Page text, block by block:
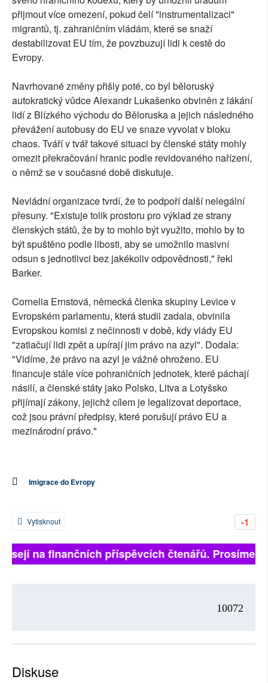
přijmout více omezení, pokud čelí "instrumentalizaci"
migrantů, tj. zahraničním vládám, které se snaží
destabilizovat EU tím, že povzbuzují lidi k cestě do
Evropy.
Navrhované změny přišly poté, co byl běloruský
autokratický vůdce Alexandr Lukašenko obviněn z lákání
lidí z Blízkého východu do Běloruska a jejich následného
převážení autobusy do EU ve snaze vyvolat v bloku
chaos. Tváří v tvář takové situaci by členské státy mohly
omezit překračování hranic podle revidovaného nařízení,
o němž se v současné době diskutuje.
Nevládní organizace tvrdí, že to podpoří další nelegální
přesuny. "Existuje tolik prostoru pro výklad ze strany
členských států, že by to mohlo být využito, mohlo by to
být spuštěno podle libosti, aby se umožnilo masivní
odsun s jednotlivci bez jakékoliv odpovědnosti," řekl
Barker.
Cornelia Ernstová, německá členka skupiny Levice v
Evropském parlamentu, která studii zadala, obvinila
Evropskou komisi z nečinnosti v době, kdy vlády EU
"zatlačují lidi zpět a upírají jim právo na azyl". Dodala:
"Vidíme, že právo na azyl je vážně ohroženo. EU
financuje stále více pohraničních jednotek, které páchají
násilí, a členské státy jako Polsko, Litva a Lotyšsko
přijímají zákony, jejichž cílem je legalizovat deportace,
což jsou právní předpisy, které porušují právo EU a
mezinárodní právo."
Imigrace do Evropy
-1
Vytisknout
na finančních příspěvcích čtenářů. Prosíme,
10072
Diskuse